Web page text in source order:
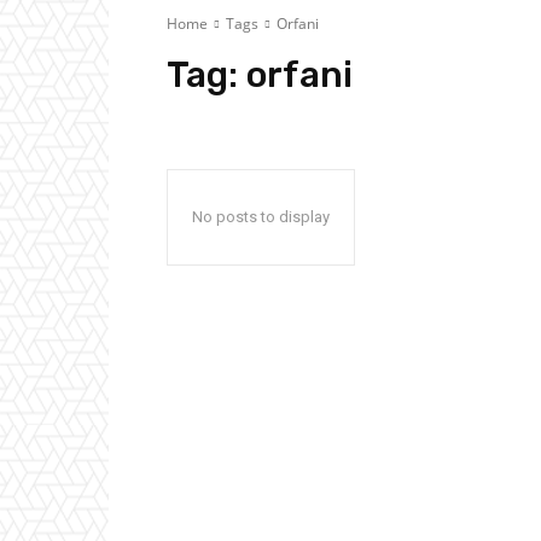
Home Tags Orfani
Tag: orfani
No posts to display